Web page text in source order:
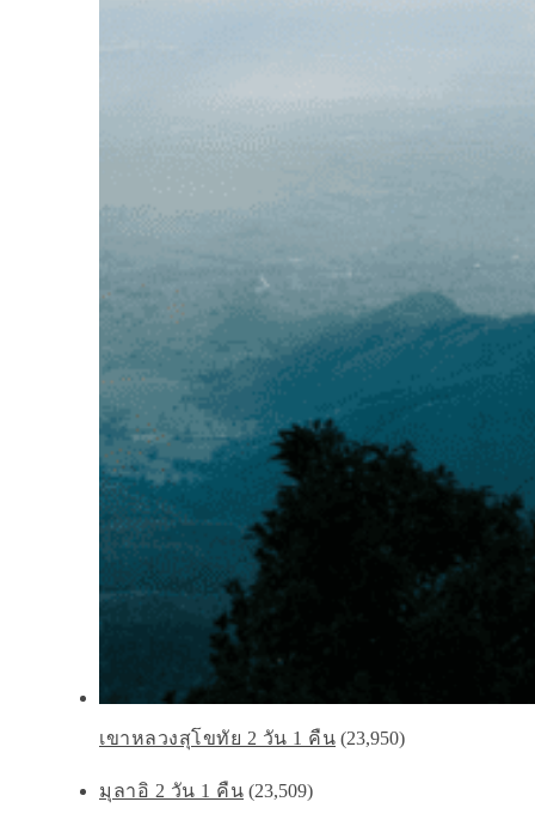
เขาหลวงสุโขทัย 2 วัน 1 คืน (23,950)
มุลาอิ 2 วัน 1 คืน (23,509)